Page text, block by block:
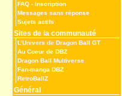
FAQ - Inscription
Messages sans réponse
Sujets actifs
Sites de la communauté
L’Univers de Dragon Ball GT
Au Coeur de DBZ
Dragon Ball Multiverse
Fan-manga DBZ
RetroBallZ
Général